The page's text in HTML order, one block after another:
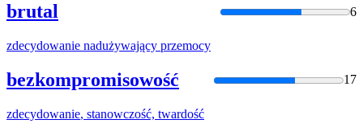
brutal 6
zdecydowanie nadużywający przemocy
bezkompromisowość 17
zdecydowanie, stanowczość, twardość